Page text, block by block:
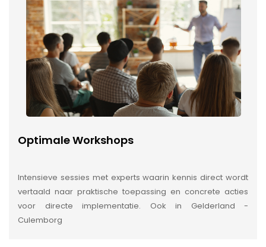
Optimale Workshops
Intensieve sessies met experts waarin kennis direct wordt
vertaald naar praktische toepassing en concrete acties
voor directe implementatie. Ook in Gelderland -
Culemborg